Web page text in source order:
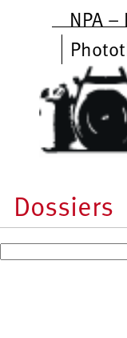
Aller auNPA
Dossiers